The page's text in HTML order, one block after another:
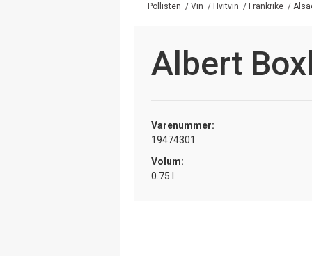
Pollisten / Vin / Hvitvin / Frankrike /
Albert
Varenummer:
19474301
Volum:
0.75 l